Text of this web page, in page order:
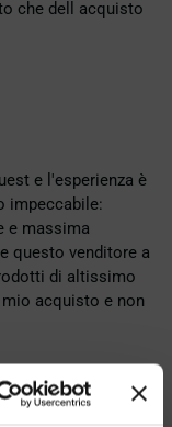
che dell acquisto
e l'esperienza è
impeccabile:
e massima
questo venditore a
di altissimo
acquisto e non